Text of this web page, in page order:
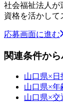
社会福祉法人が
資格を活かして
応募画面に進む
関連条件か
山口県×日
山口県×年
山口県×交